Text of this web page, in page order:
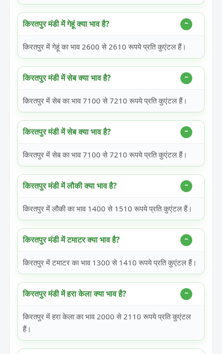
किरतपुर मंडी में गेहूं क्या भाव है?
किरतपुर में गेहूं का भाव 2600 से 2610 रूपये प्रति कुएंटल हैं।
किरतपुर मंडी में सेब क्या भाव है?
किरतपुर में सेब का भाव 7100 से 7210 रूपये प्रति कुएंटल हैं।
किरतपुर मंडी में सेब क्या भाव है?
किरतपुर में सेब का भाव 7100 से 7210 रूपये प्रति कुएंटल हैं।
किरतपुर मंडी में लौकी क्या भाव है?
किरतपुर में लौकी का भाव 1400 से 1510 रूपये प्रति कुएंटल हैं।
किरतपुर मंडी में टमाटर क्या भाव है?
किरतपुर में टमाटर का भाव 1300 से 1410 रूपये प्रति कुएंटल हैं।
किरतपुर मंडी में हरा केला क्या भाव है?
किरतपुर में हरा केला का भाव 2000 से 2110 रूपये प्रति कुएंटल
हैं।